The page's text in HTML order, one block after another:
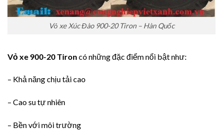
Vỏ xe Xúc Đào 900-20 Tiron – Hàn Quốc
Vỏ xe 900-20 Tiron có những đặc điểm nổi bật như:
– Khả năng chịu tải cao
– Cao su tự nhiên
– Bền với môi trường